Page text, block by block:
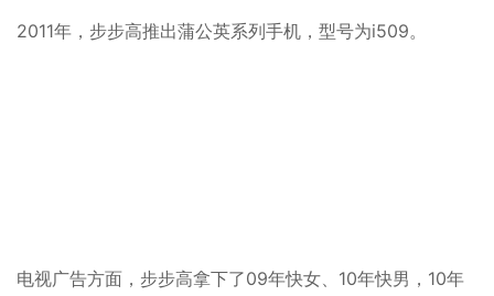
2011年，步步高推出蒲公英系列手机，型号为i509。
电视广告方面，步步高拿下了09年快女、10年快男，10年